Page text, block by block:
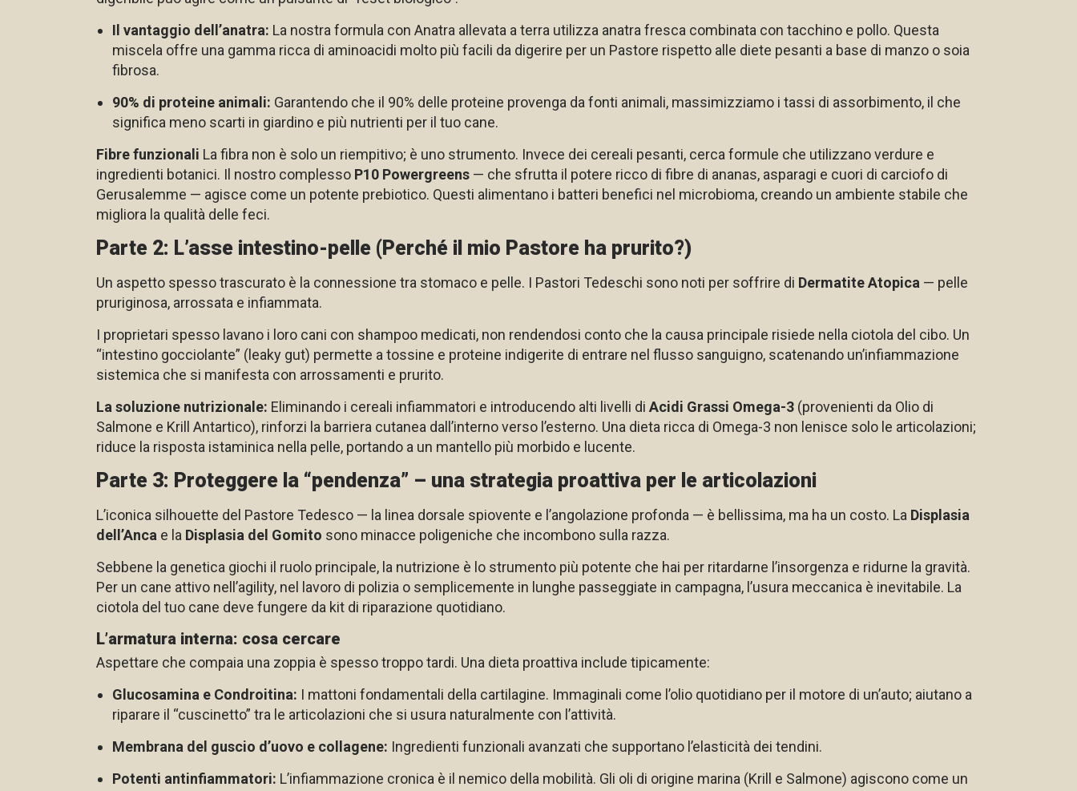
Il vantaggio dell’anatra: La nostra formula con Anatra allevata a terra utilizza anatra fresca combinata con tacchino e pollo. Questa
miscela offre una gamma ricca di aminoacidi molto più facili da digerire per un Pastore rispetto alle diete pesanti a base di manzo o soia
fibrosa.
90% di proteine animali: Garantendo che il 90% delle proteine provenga da fonti animali, massimizziamo i tassi di assorbimento, il che
significa meno scarti in giardino e più nutrienti per il tuo cane.
Fibre funzionali La fibra non è solo un riempitivo; è uno strumento. Invece dei cereali pesanti, cerca formule che utilizzano verdure e
ingredienti botanici. Il nostro complesso P10 Powergreens— che sfrutta il potere ricco di fibre di ananas, asparagi e cuori di carciofo di
Gerusalemme — agisce come un potente prebiotico. Questi alimentano i batteri benefici nel microbioma, creando un ambiente stabile che
migliora la qualità delle feci.
Parte 2: L’asse intestino-pelle (Perché il mio Pastore ha prurito?)
Un aspetto spesso trascurato è la connessione tra stomaco e pelle. I Pastori Tedeschi sono noti per soffrire di Dermatite Atopica— pelle
pruriginosa, arrossata e infiammata.
I proprietari spesso lavano i loro cani con shampoo medicati, non rendendosi conto che la causa principale risiede nella ciotola del cibo. Un
“intestino gocciolante” (leaky gut) permette a tossine e proteine indigerite di entrare nel flusso sanguigno, scatenando un’infiammazione
sistemica che si manifesta con arrossamenti e prurito.
La soluzione nutrizionale: Eliminando i cereali infiammatori e introducendo alti livelli di Acidi Grassi Omega-3(provenienti da Olio di
Salmone e Krill Antartico), rinforzi la barriera cutanea dall’interno verso l’esterno. Una dieta ricca di Omega-3 non lenisce solo le articolazioni;
riduce la risposta istaminica nella pelle, portando a un mantello più morbido e lucente.
Parte 3: Proteggere la “pendenza” – una strategia proattiva per le articolazioni
L’iconica silhouette del Pastore Tedesco — la linea dorsale spiovente e l’angolazione profonda — è bellissima, ma ha un costo. La Displasia
dell’Ancae la Displasia del Gomito sono minacce poligeniche che incombono sulla razza.
Sebbene la genetica giochi il ruolo principale, la nutrizione è lo strumento più potente che hai per ritardarne l’insorgenza e ridurne la gravità.
Per un cane attivo nell’agility, nel lavoro di polizia o semplicemente in lunghe passeggiate in campagna, l’usura meccanica è inevitabile. La
ciotola del tuo cane deve fungere da kit di riparazione quotidiano.
L’armatura interna: cosa cercare
Aspettare che compaia una zoppia è spesso troppo tardi. Una dieta proattiva include tipicamente:
Glucosamina e Condroitina: I mattoni fondamentali della cartilagine. Immaginali come l’olio quotidiano per il motore di un’auto; aiutano a
riparare il “cuscinetto” tra le articolazioni che si usura naturalmente con l’attività.
Membrana del guscio d’uovo e collagene: Ingredienti funzionali avanzati che supportano l’elasticità dei tendini.
Potenti antinfiammatori: L’infiammazione cronica è il nemico della mobilità. Gli oli di origine marina (Krill e Salmone) agiscono come un